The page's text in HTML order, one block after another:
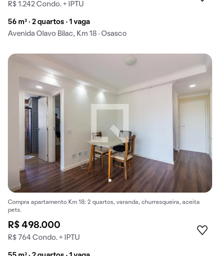
R$ 1.242 Condo. + IPTU
56 m² · 2 quartos · 1 vaga
Avenida Olavo Bilac, Km 18 · Osasco
Compra apartamento Km 18: 2 quartos, varanda, churrasqueira, aceita
pets.
R$ 498.000
R$ 764 Condo. + IPTU